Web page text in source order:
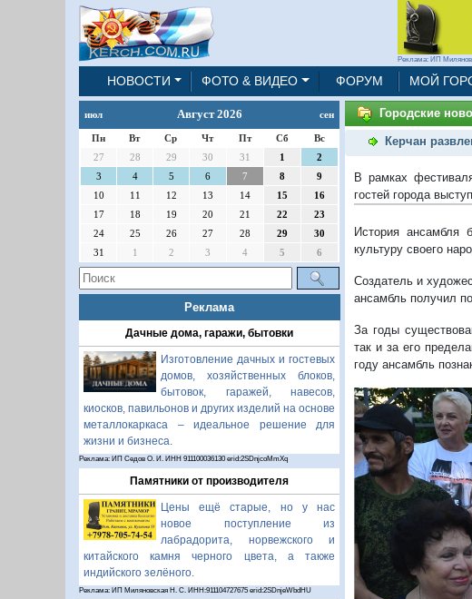
Реклама: ИП
НОВОСТИ ФОТО & ВИДЕО ФОРУМ МОЙ
июл Август 2026 сен
Пн Вт Ср Чт Пт Сб
Вс
27
28 29 30 31 1
2
3
4 5 6 7 8
9
10
11 12 13 14 15
16
17
18 19 20 21 22
23
24
25 26 27 28 29
30
31
1 2 3 4 5 6
Реклама
Дачные дома, гаражи, бытовки
Изготовление дачных и гостевых
домов, хозяйственных блоков,
бытовок, гаражей, навесов,
киосков, павильонов и других изделий на основе
металлокаркаса – идеальное решение для
жизни и бизнеса.
Реклама: ИП Седов О. И. ИНН 911100036130 erid:2SDnjcoMmXq
Памятники от производителя
Цены ещё старые, но у нас
новое поступление из
лабрадорита, норвежского и
китайского камня черного цвета, а также
индийского зелёного.
Реклама: ИП Миляновская Н. С. ИНН:911104727675 erid:2SDnjeWbdHU
Городские
Керчан
В рамках
гостей города
История ансамбля
культуру своего
Создатель и
ансамбль получил
За годы
так и за его
году ансамбль
Предыдущий